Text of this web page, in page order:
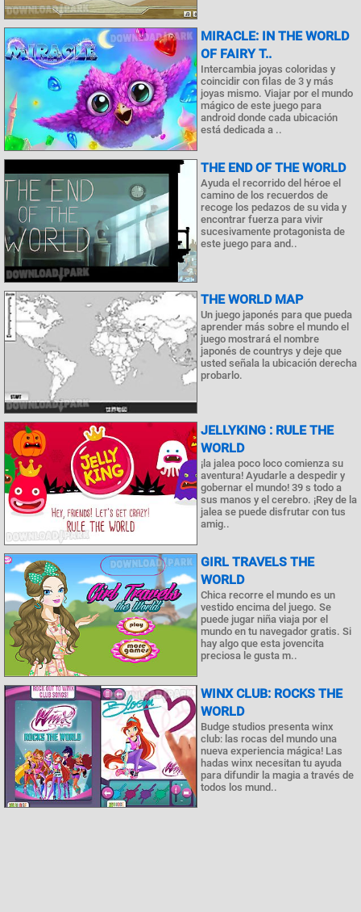
MIRACLE: IN THE WORLD
OF FAIRY T..
Intercambia joyas coloridas y
coincidir con filas de 3 y más
joyas mismo. Viajar por el mundo
mágico de este juego para
android donde cada ubicación
está dedicada a ..
THE END OF THE WORLD
Ayuda el recorrido del héroe el
camino de los recuerdos de
recoge los pedazos de su vida y
encontrar fuerza para vivir
sucesivamente protagonista de
este juego para and..
THE WORLD MAP
Un juego japonés para que pueda
aprender más sobre el mundo el
juego mostrará el nombre
japonés de countrys y deje que
usted señala la ubicación derecha
probarlo.
JELLYKING : RULE THE
WORLD
¡la jalea poco loco comienza su
aventura! Ayudarle a despedir y
gobernar el mundo! 39 s todo a
sus manos y el cerebro. ¡Rey de la
jalea se puede disfrutar con tus
amig..
GIRL TRAVELS THE
WORLD
Chica recorre el mundo es un
vestido encima del juego. Se
puede jugar niña viaja por el
mundo en tu navegador gratis. Si
hay algo que esta jovencita
preciosa le gusta m..
WINX CLUB: ROCKS THE
WORLD
Budge studios presenta winx
club: las rocas del mundo una
nueva experiencia mágica! Las
hadas winx necesitan tu ayuda
para difundir la magia a través de
todos los mund..